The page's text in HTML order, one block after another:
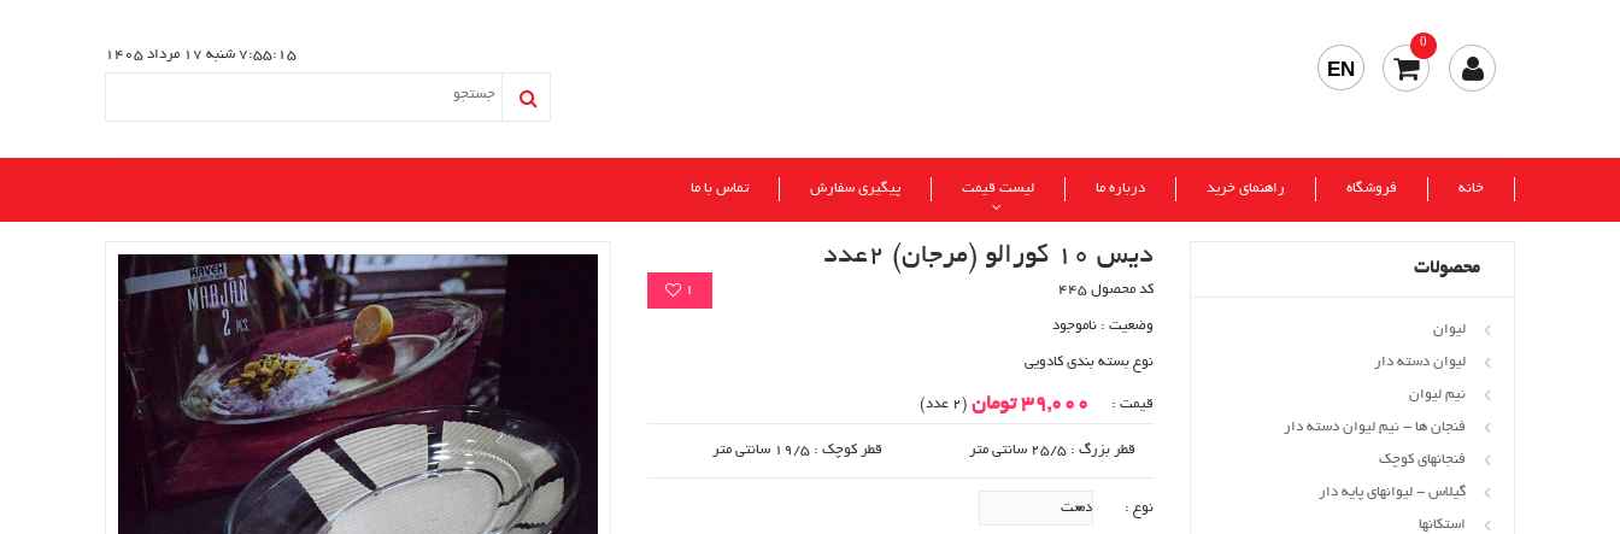
7:55:16 شنبه 17 مرداد 1405
0
EN
خانه فروشگاه راهنمای خرید درباره ما لیست قیمت پیگیری سفارش تماس با ما
دیس 10 کورالو (مرجان) 2عدد
1 کد محصول 445
وضعیت : ناموجود
نوع بسته بندی کادویی
قیمت : 39,000 تومان (2 عدد)
قطر بزرگ : 25/5 سانتی متر قطر کوچک : 19/5 سانتی متر
نوع :
محصولات
لیوان
لیوان دسته دار
نیم لیوان
فنجان ها - نیم لیوان دسته دار
فنجانهای کوچک
گیلاس - لیوانهای پایه دار
استکانها